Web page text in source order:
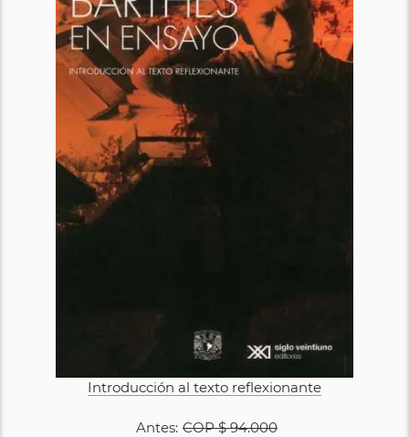
Introducción al texto reflexionante
Antes: COP$ 94.000